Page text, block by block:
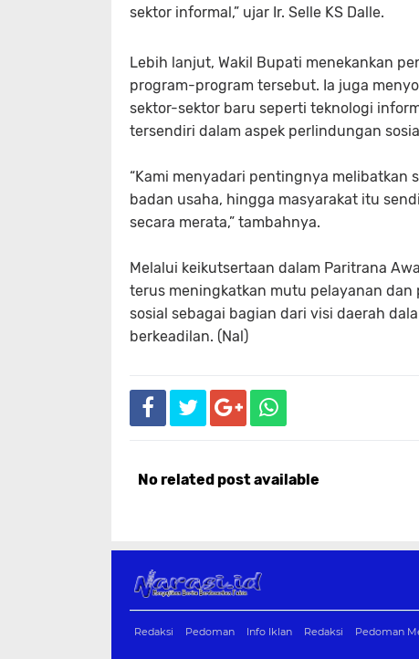
sektor informal,” ujar Ir. Selle KS Dalle.
Lebih lanjut, Wakil Bupati menekankan
program-program tersebut. Ia juga
sektor-sektor baru seperti teknologi
tersendiri dalam aspek perlindungan
“Kami menyadari pentingnya
badan usaha, hingga masyarakat itu
secara merata,” tambahnya.
Melalui keikutsertaan dalam Paritrana
terus meningkatkan mutu pelayanan
sosial sebagai bagian dari visi daerah
berkeadilan. (Nal)
No related post available
Redaksi Pedoman Info Iklan Redaksi Pedoman